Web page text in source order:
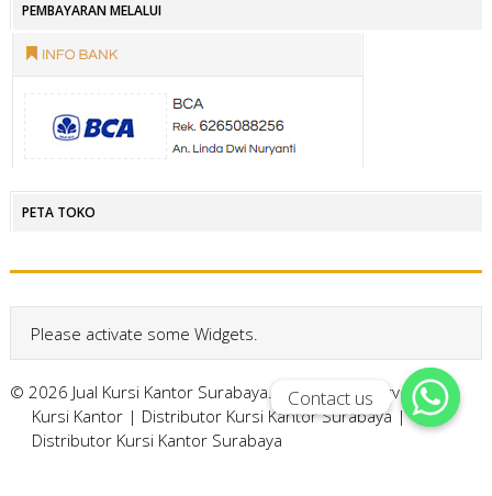
PEMBAYARAN MELALUI
PETA TOKO
Please activate some Widgets.
© 2026 Jual Kursi Kantor Surabaya. All Rights Reserved.
Kursi Kantor| Distributor Kursi Kantor Surabaya |
Distributor Kursi Kantor Surabaya
Contact us
Contact us